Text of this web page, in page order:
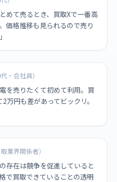
めて売るとき、買取Xで一番高
価格推移も見られるので売り
・会社員）
を売りたくて初めて利用。買
万円も差があってビックリ。
業界関係者）
存在は競争を促進していると
で買取できていることの透明